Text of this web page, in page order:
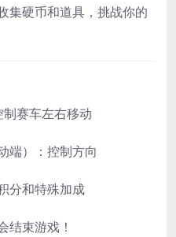
集硬币和道具，挑战你的
制赛车左右移动
端）：控制方向
分和特殊加成
结束游戏！